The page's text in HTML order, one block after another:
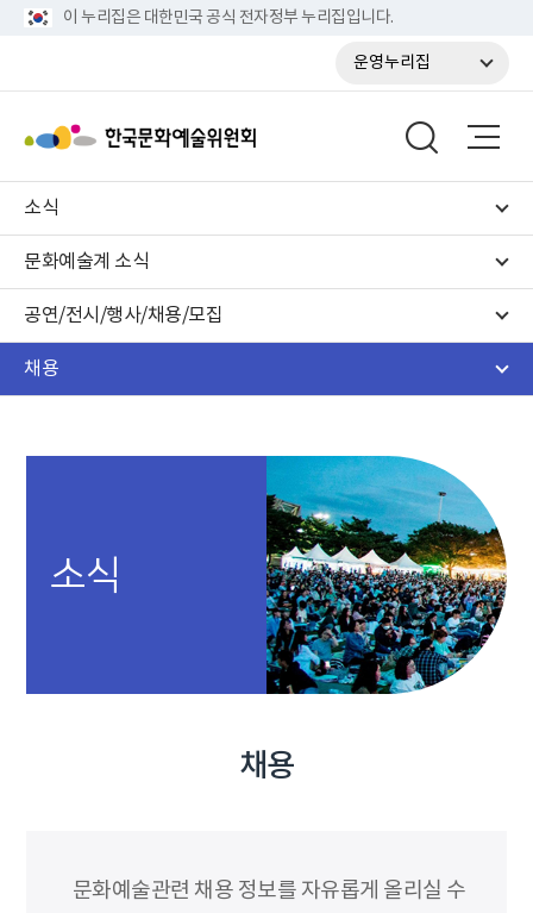
이 누리집은 대한민국 공식 전자정부 누리집입니다.
운영누리집
소식
문화예술계 소식
공연/전시/행사/채용/모집
채용
소식
채용
문화예술관련 채용 정보를 자유롭게 올리실 수